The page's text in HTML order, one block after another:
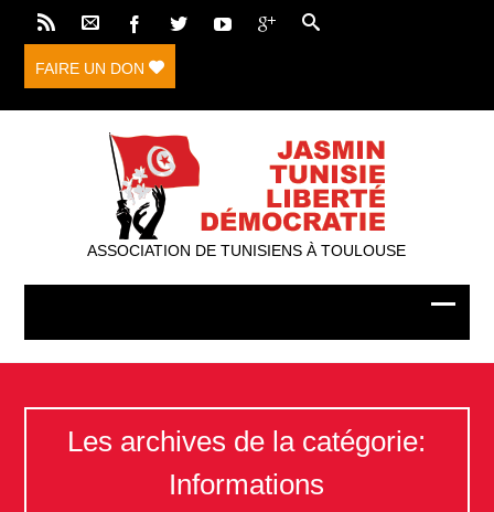
FAIRE UN DON
ASSOCIATION DE TUNISIENS À TOULOUSE
Les archives de la catégorie:
Informations